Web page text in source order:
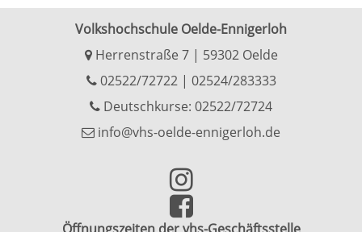
Volkshochschule Oelde-Ennigerloh
Herrenstraße 7 | 59302 Oelde
02522/72722| 02524/283333
Deutschkurse: 02522/72724
info@vhs-oelde-ennigerloh.de